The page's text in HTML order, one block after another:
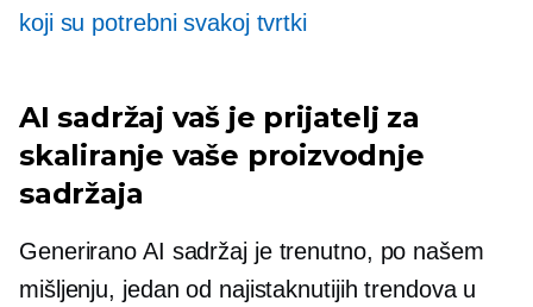
koji su potrebni svakoj tvrtki
AI sadržaj vaš je prijatelj za
skaliranje vaše proizvodnje
sadržaja
Generirano AI sadržaj je trenutno, po našem
mišljenju, jedan od najistaknutijih trendova u